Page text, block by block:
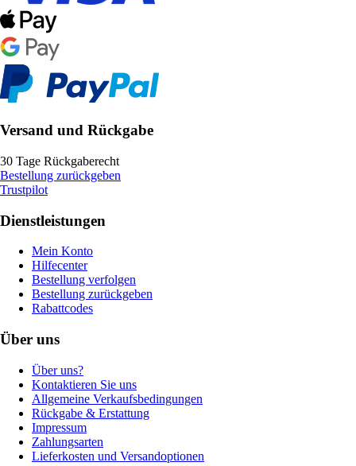
Versand und Rückgabe
30 Tage Rückgaberecht
Bestellung zurückgeben
Trustpilot
Dienstleistungen
Mein Konto
Hilfecenter
Bestellung verfolgen
Bestellung zurückgeben
Rabattcodes
Über uns
Über uns?
Kontaktieren Sie uns
Allgemeine Verkaufsbedingungen
Rückgabe & Erstattung
Impressum
Zahlungsarten
Lieferkosten und Versandoptionen